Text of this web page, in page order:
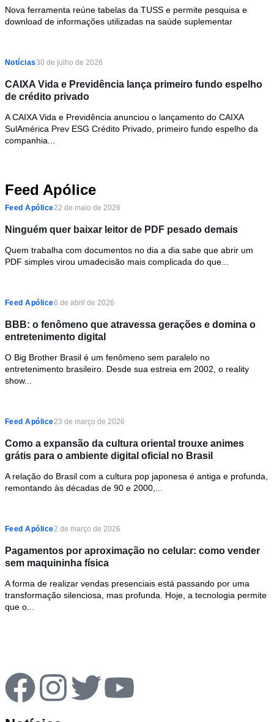
Nova ferramenta reúne tabelas da TUSS e permite pesquisa e
download de informações utilizadas na saúde suplementar
Notícias30 de julho de 2026
CAIXA Vida e Previdência lança primeiro fundo espelho
de crédito privado
A CAIXA Vida e Previdência anunciou o lançamento do CAIXA
SulAmérica Prev ESG Crédito Privado, primeiro fundo espelho da
companhia...
Feed Apólice
Feed Apólice22 de maio de 2026
Ninguém quer baixar leitor de PDF pesado demais
Quem trabalha com documentos no dia a dia sabe que abrir um
PDF simples virou umadecisão mais complicada do que...
Feed Apólice6 de abril de 2026
BBB: o fenômeno que atravessa gerações e domina o
entretenimento digital
O Big Brother Brasil é um fenômeno sem paralelo no
entretenimento brasileiro. Desde sua estreia em 2002, o reality
show...
Feed Apólice23 de março de 2026
Como a expansão da cultura oriental trouxe animes
grátis para o ambiente digital oficial no Brasil
A relação do Brasil com a cultura pop japonesa é antiga e profunda,
remontando às décadas de 90 e 2000,...
Feed Apólice2 de março de 2026
Pagamentos por aproximação no celular: como vender
sem maquininha física
A forma de realizar vendas presenciais está passando por uma
transformação silenciosa, mas profunda. Hoje, a tecnologia permite
que o...